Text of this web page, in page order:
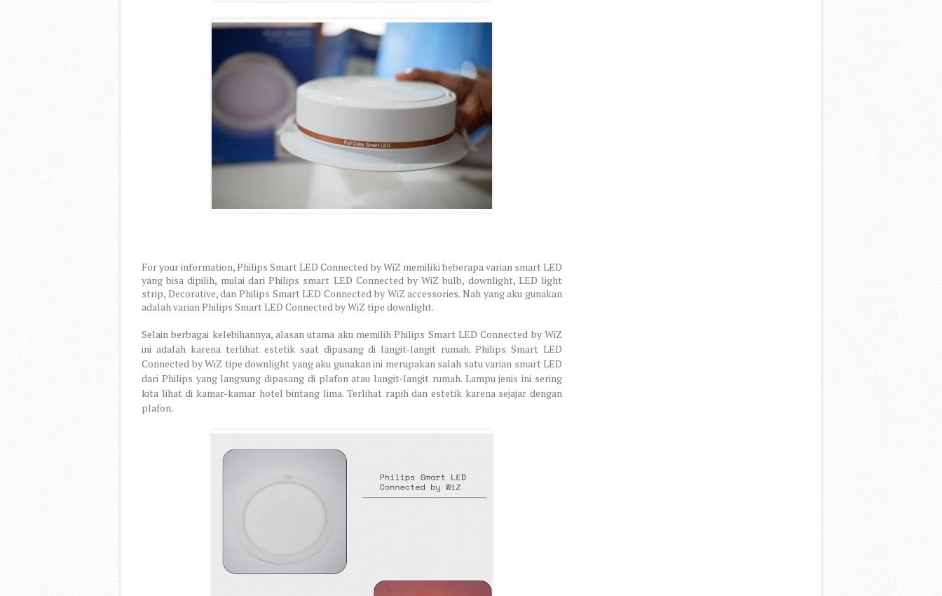
For your information, Philips Smart LED Connected by WiZ memiliki beberapa varian smart LED
yang bisa dipilih, mulai dariPhilips smart LED Connected by WiZ bulb, downlight, LED light
strip, Decorative, dan Philips Smart LED Connected by WiZ accessories. Nah yang aku gunakan
adalah varian Philips Smart LED Connected by WiZ tipe downlight.
Selain berbagai kelebihannya, alasan utama aku memilih Philips Smart LED Connected by WiZ
ini adalah karena terlihat estetik saat dipasang di langit-langit rumah. Philips Smart LED
Connected by WiZ tipe downlight yang aku gunakan ini merupakan salah satu varian smart LED
dari Philips yang langsung dipasang di plafon atau langit-langit rumah. Lampu jenis ini sering
kita lihat di kamar-kamar hotel bintang lima. Terlihat rapih dan estetik karena sejajar dengan
plafon.